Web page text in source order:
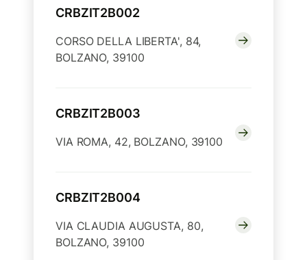
CRBZIT2B002
CORSO DELLA LIBERTA', 84,
BOLZANO, 39100
CRBZIT2B003
VIA ROMA, 42, BOLZANO, 39100
CRBZIT2B004
VIA CLAUDIA AUGUSTA, 80,
BOLZANO, 39100